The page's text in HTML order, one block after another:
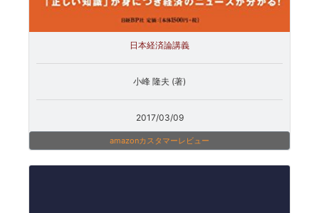
日本経済論講義
小峰 隆夫 (著)
2017/03/09
amazonカスタマーレビュー